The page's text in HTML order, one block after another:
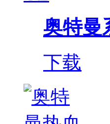
奥特曼
下载